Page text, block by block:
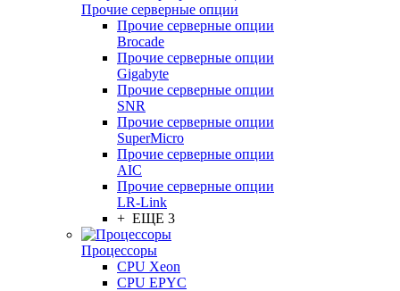
Прочие серверные опции
Прочие серверные опции
Brocade
Прочие серверные опции
Gigabyte
Прочие серверные опции
SNR
Прочие серверные опции
SuperMicro
Прочие серверные опции
AIC
Прочие серверные опции
LR-Link
+ ЕЩЕ 3
Процессоры
CPU Xeon
CPU EPYC